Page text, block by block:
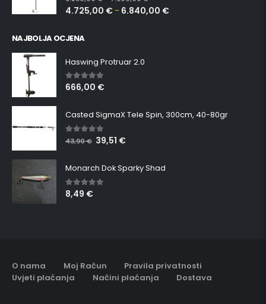
4.725,00 € – 6.840,00 €
NAJBOLJA OCJENA
Haswing Protruar 2.0
5.00 out of 5
666,00 €
Casted SigmaX Tele Spin, 300cm, 40-80gr
5.00 out of 5
43,90€ 39,51 €
Monarch Dok Sparky Shad
5.00 out of 5
8,49 €
O nama Moj Račun
Pravila privatnosti
Uvjeti plaćanja
Načini plaćanja Dostava